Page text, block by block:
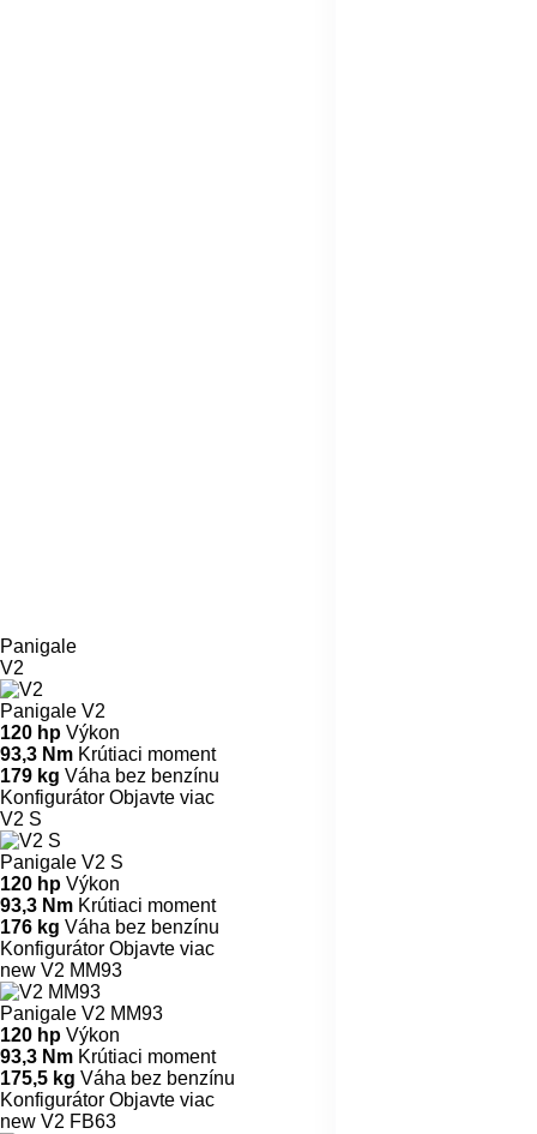
Panigale
V2
Panigale V2
120 hp Výkon
93,3 Nm Krútiaci moment
179 kg Váha bez benzínu
Konfigurátor Objavte viac
V2 S
Panigale V2 S
120 hp Výkon
93,3 Nm Krútiaci moment
176 kg Váha bez benzínu
Konfigurátor Objavte viac
new V2 MM93
Panigale V2 MM93
120 hp Výkon
93,3 Nm Krútiaci moment
175,5 kg Váha bez benzínu
Konfigurátor Objavte viac
new V2 FB63